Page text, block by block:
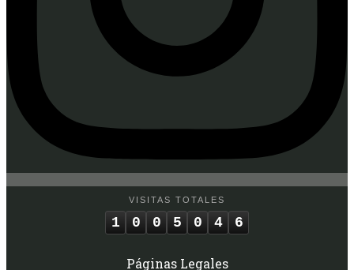
VISITAS TOTALES
1 0 0 5 0 4 6
Páginas Legales